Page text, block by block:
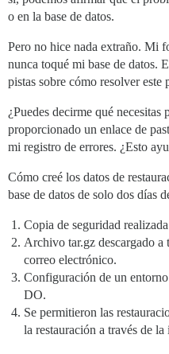
o en la base de datos.
Pero no hice nada extraño. Mi
nunca toqué mi base de datos.
pistas sobre cómo resolver este
¿Puedes decirme qué
proporcionado un enlace de
mi registro de errores. ¿Esto
Cómo creé los datos de
base de datos de solo dos días
Copia de seguridad
Archivo tar.gz descargado
correo electrónico.
Configuración de un
DO.
Se permitieron las
la restauración a través de